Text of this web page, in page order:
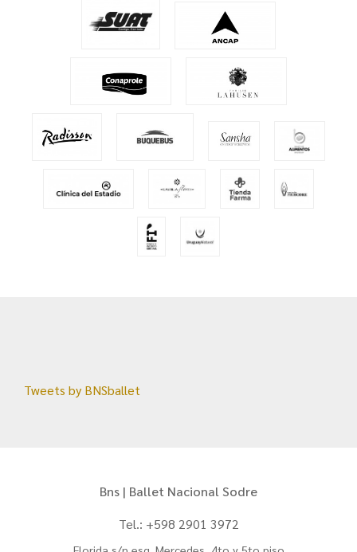
Tweets by BNSballet
Bns | Ballet Nacional Sodre
Tel.: +598 2901 3972